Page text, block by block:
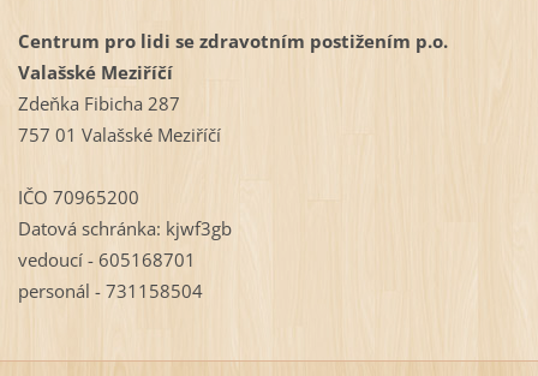
Centrum pro lidi se zdravotním postižením p.o.
Valašské Meziříčí
Zdeňka Fibicha 287
757 01 Valašské Meziříčí
IČO 70965200
Datová schránka: kjwf3gb
vedoucí - 605168701
personál - 731158504